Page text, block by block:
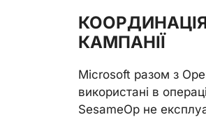
КООРДИНАЦІЯ
КАМПАНІЇ
Microsoft разом з
використані в
SesameOp не